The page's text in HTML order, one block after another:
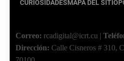
CURIOSIDADESMAPA DEL SITIO
Correo: rcadigital@icrt.cu |
Dirección: Calle Cisneros # 310,